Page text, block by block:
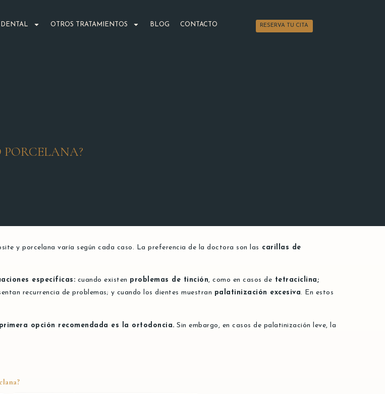
DENTAL OTROS TRATAMIENTOS BLOG CONTACTO RESERVA TU CITA
PORCELANA?
y porcelana varía según cada caso. La preferencia de la doctora son las carillas de
específicas: cuando existen problemas de tinción, como en casos de tetraciclina;
recurrencia de problemas; y cuando los dientes muestran palatinización excesiva. En estos
opción recomendada es la ortodoncia. Sin embargo, en casos de palatinización leve, la